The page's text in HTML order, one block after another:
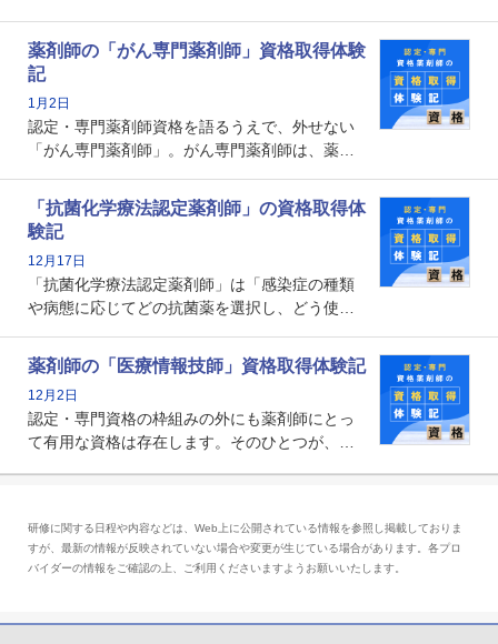
増えているのではないでしょうか。今回はそん
な救急認定薬剤師の取得体験記をご紹介しま
す。
薬剤師の「がん専門薬剤師」資格取得体験
記
1月2日
認定・専門薬剤師資格を語るうえで、外せない
「がん専門薬剤師」。がん専門薬剤師は、薬剤
関する資格として、2009年に発足しました。薬
剤師の専門性を活かして高度化するがん医療に
貢献する姿は、今も病院薬剤師にとって一目置
かれる存在です。
「抗菌化学療法認定薬剤師」の資格取得体
験記
12月17日
「抗菌化学療法認定薬剤師」は「感染症の種類
や病態に応じてどの抗菌薬を選択し、どう使っ
る薬剤師です。現在、感染防止対策加算の施設
基準に専任の薬剤師配置が挙げられており、今
後は感染症領域で薬剤師に、より多くの役割が
求められる可能性もあります。
薬剤師の「医療情報技師」資格取得体験記
12月2日
認定・専門資格の枠組みの外にも薬剤師にとっ
て有用な資格は存在します。そのひとつが、
とは、病院薬剤師を中心に大きな武器になりま
す。
研修に関する日程や内容などは、Web上に公開されている情報を参照し掲載しておりま
すが、最新の情報が反映されていない場合や変更が生じている場合があります。各プロ
バイダーの情報をご確認の上、ご利用くださいますようお願いいたします。